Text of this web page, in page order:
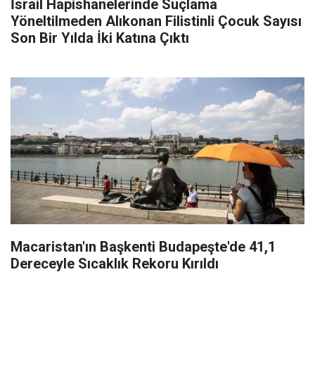
İsrail Hapishanelerinde Suçlama
Yöneltilmeden Alıkonan Filistinli Çocuk Sayısı
Son Bir Yılda İki Katına Çıktı
Macaristan'ın Başkenti Budapeşte'de 41,1
Dereceyle Sıcaklık Rekoru Kırıldı